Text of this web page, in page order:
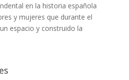
en la historia española
y mujeres que durante el
espacio y construido la